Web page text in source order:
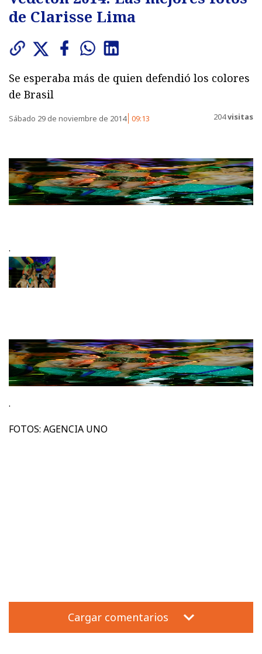
de Clarisse Lima
Se esperaba más de quien defendió los colores
de Brasil
Sábado 29 de noviembre de 2014 09:13 204visitas
.
.
FOTOS: AGENCIA UNO
Cargar comentarios